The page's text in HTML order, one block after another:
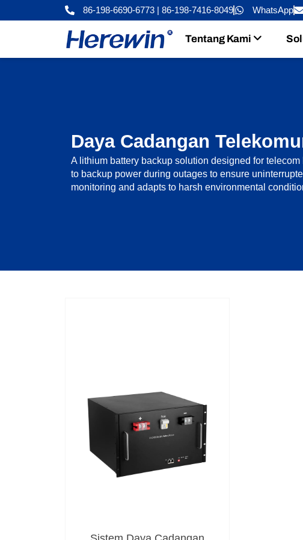
ke
86-198-6690-6773 | 86-198-7416-8049 WhatsApp
Tentang Kami
Daya Cadangan
A lithium battery backup solution designed for
to backup power during outages to ensure
monitoring and adapts to harsh environmental